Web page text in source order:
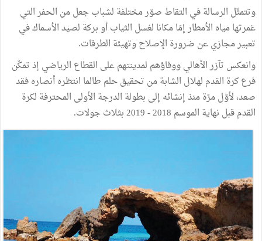
وتتمثّل الرسالة في التقاط صوّر مختلفة لشباب جعل من الحفر التي
غمرتها مياه الأمطار إمّا مكانا لغسل الثياب أو بركة لصيد الأسماك في
تعبير مجازي عن ضرورة الإصلاح وتهيئة الطرقات.
وانعكس تآزر الأهالي ووفاؤهم لمدينتهم على القطاع الرياضي إذ تمكّن
فرع كرة القدم لهلال الشابة من تحقيق حلم طالما انتظره أنصاره فقد
صعد، لأوّل مرّة منذ إنشائه إلى بطولة الدرجة الأولى المحترفة لكرة
القدم قبل نهاية الموسم 2018 - 2019 بثلاث جولات.